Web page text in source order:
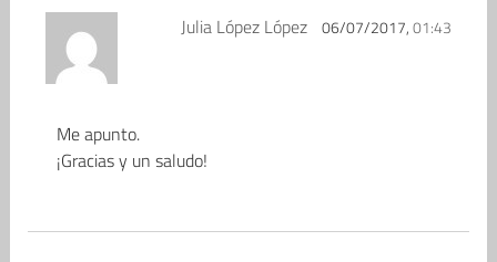
Julia López López 06/07/2017,01:43
Me apunto.
¡Gracias y un saludo!